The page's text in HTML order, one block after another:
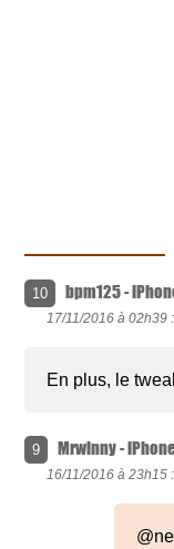
10 bpm125 -
17/11/2016 à 02h39 :
En plus, le
9 Mrwinny -
16/11/2016 à 23h15 :